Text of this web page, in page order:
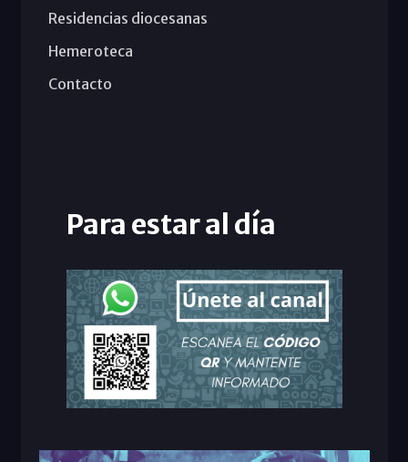
Residencias diocesanas
Hemeroteca
Contacto
Para estar al día